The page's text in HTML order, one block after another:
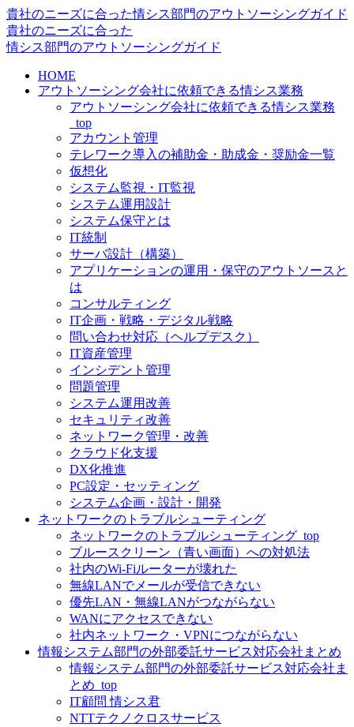
貴社のニーズに合った情シス部門のアウトソーシングガイド
貴社のニーズに合った
情シス部門のアウトソーシングガイド
HOME
アウトソーシング会社に依頼できる情シス業務
アウトソーシング会社に依頼できる情シス業務
_top
アカウント管理
テレワーク導入の補助金・助成金・奨励金一覧
仮想化
システム監視・IT監視
システム運用設計
システム保守とは
IT統制
サーバ設計（構築）
アプリケーションの運用・保守のアウトソースと
は
コンサルティング
IT企画・戦略・デジタル戦略
問い合わせ対応（ヘルプデスク）
IT資産管理
インシデント管理
問題管理
システム運用改善
セキュリティ改善
ネットワーク管理・改善
クラウド化支援
DX化推進
PC設定・セッティング
システム企画・設計・開発
ネットワークのトラブルシューティング
ネットワークのトラブルシューティング_top
ブルースクリーン（青い画面）への対処法
社内のWi-Fiルーターが壊れた
無線LANでメールが受信できない
優先LAN・無線LANがつながらない
WANにアクセスできない
社内ネットワーク・VPNにつながらない
情報システム部門の外部委託サービス対応会社まとめ
情報システム部門の外部委託サービス対応会社ま
とめ_top
IT顧問 情シス君
NTTテクノクロスサービス